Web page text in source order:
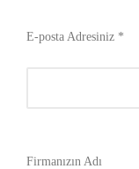
E-posta Adresiniz *
Firmanızın Adı